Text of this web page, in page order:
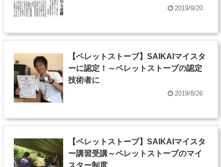
2019/9/20
【ペレットストーブ】SAIKAIマイスタ
ーに認定！～ペレットストーブの認定
技術者に
2019/8/26
【ペレットストーブ】SAIKAIマイスタ
ー講習受講～ペレットストーブのマイ
スター制度